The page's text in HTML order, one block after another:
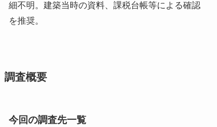
細不明。建築当時の資料、課税台帳等による確認
を推奨。
調査概要
今回の調査先一覧